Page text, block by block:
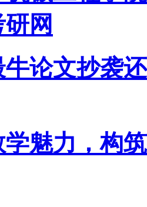
网
牛论文抄袭
魅力，构